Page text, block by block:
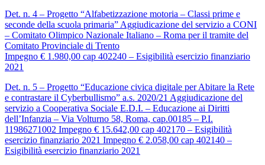
Det. n. 4 – Progetto “Alfabetizzazione motoria – Classi prime e
seconde della scuola primaria” Aggiudicazione del servizio a CONI
– Comitato Olimpico Nazionale Italiano – Roma per il tramite del
Comitato Provinciale di Trento
Impegno € 1.980,00 cap 402240 – Esigibilità esercizio finanziario
2021
Det. n. 5 – Progetto “Educazione civica digitale per Abitare la Rete
e contrastare il Cyberbullismo” a.s. 2020/21 Aggiudicazione del
servizio a Cooperativa Sociale E.D.I. – Educazione ai Diritti
dell’Infanzia – Via Volturno 58, Roma, cap.00185 – P.I.
11986271002 Impegno € 15.642,00 cap 402170 – Esigibilità
esercizio finanziario 2021 Impegno € 2.058,00 cap 402140 –
Esigibilità esercizio finanziario 2021